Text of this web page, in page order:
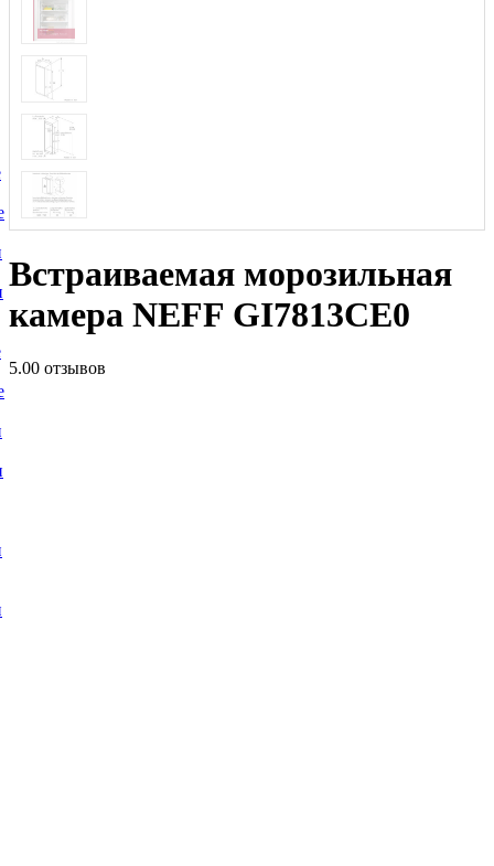
Встраиваемая морозильная
камера NEFF GI7813CE0
5.00 отзывов